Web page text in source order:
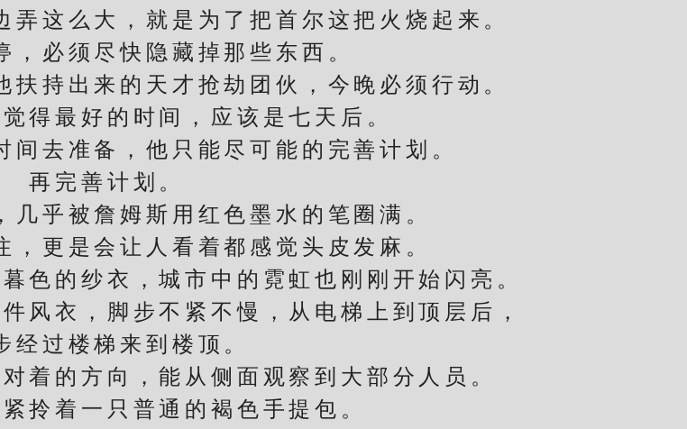
这么大，就是为了把首尔这把火烧起来。
必须尽快隐藏掉那些东西。
持出来的天才抢劫团伙，今晚必须行动。
最好的时间，应该是七天后。
去准备，他只能尽可能的完善计划。
完善计划。
乎被詹姆斯用红色墨水的笔圈满。
更是会让人看着都感觉头皮发麻。
的纱衣，城市中的霓虹也刚刚开始闪亮。
衣，脚步不紧不慢，从电梯上到顶层后，
经过楼梯来到楼顶。
的方向，能从侧面观察到大部分人员。
着一只普通的褐色手提包。